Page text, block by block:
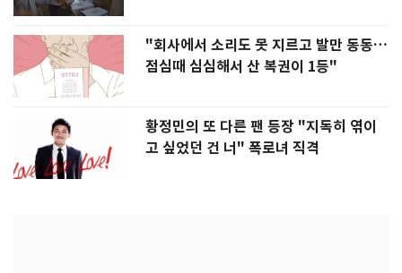
"회사에서 소리도 못 지르고 발만 동동…
점심때 심심해서 산 복권이 1등"
황정민의 또 다른 팬 등장 "지독히 엮이
고 싶었던 건 너" 폭로녀 직격